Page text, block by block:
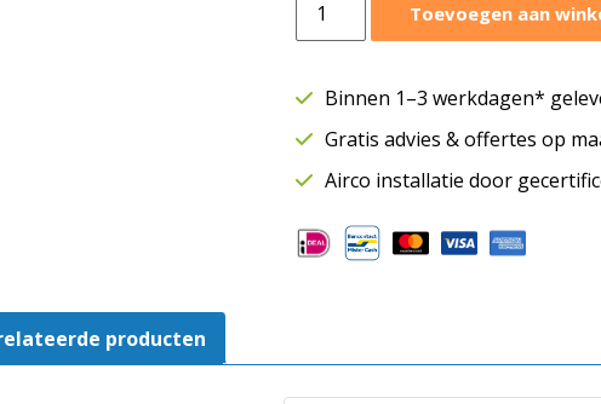
Daalderop
bediening
N
|
aantal
Toevoegen aan
Binnen 1–3 werkdagen*
Gratis advies & offertes op
Airco installatie door
producten